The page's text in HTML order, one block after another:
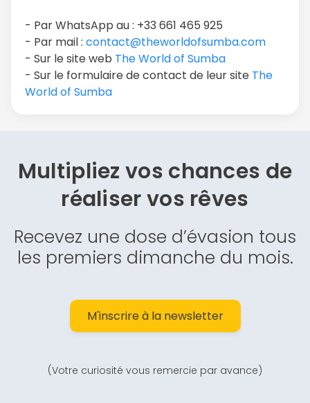
- Par WhatsApp au : +33 661 465 925
- Par mail : contact@theworldofsumba.com
- Sur le site web The World of Sumba
- Sur le formulaire de contact de leur site The
World of Sumba
Multipliez vos chances de
réaliser vos rêves
Recevez une dose d’évasion tous
les premiers dimanche du mois.
M'inscrire à la newsletter
(Votre curiosité vous remercie par avance)